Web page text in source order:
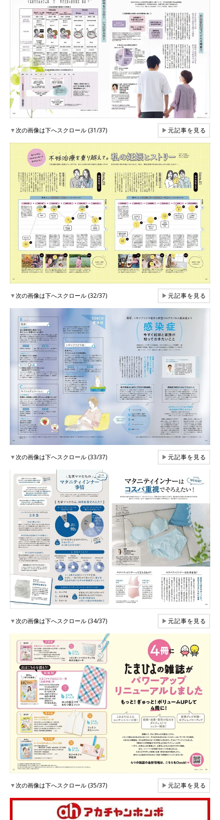
▼次の画像は下へスクロール (31/37) ▶元記事を見る
▼次の画像は下へスクロール (32/37) ▶元記事を見る
▼次の画像は下へスクロール (33/37) ▶元記事を見る
▼次の画像は下へスクロール (34/37) ▶元記事を見る
▼次の画像は下へスクロール (35/37) ▶元記事を見る